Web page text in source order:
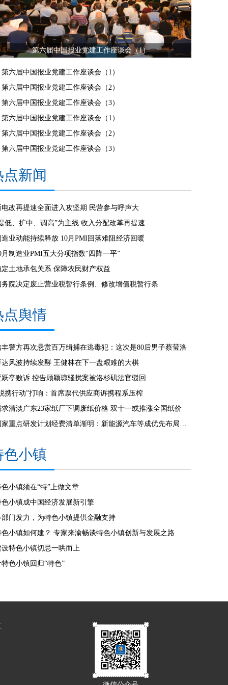
第六届中国报业党建工作座谈会（1）
第六届中国报业党建工作座谈会（1）
第六届中国报业党建工作座谈会（2）
第六届中国报业党建工作座谈会（3）
第六届中国报业党建工作座谈会（1）
第六届中国报业党建工作座谈会（2）
第六届中国报业党建工作座谈会（3）
点新闻
电改再提速全面进入攻坚期 民营参与呼声大
低、扩中、调高”为主线 收入分配改革再提速
造业动能持续释放 10月PMI回落难阻经济回暖
月制造业PMI五大分项指数“四降一平”
定土地承包关系 保障农民财产权益
务院决定废止营业税暂行条例、修改增值税暂行条
点舆情
丰警方再次悬赏百万缉捕在逃毒犯：这次是80后男子蔡莹洛
达风波持续发酵 王健林在下一盘艰难的大棋
跃亭败诉 控告顾颖琼骚扰案被洛杉矶法官驳回
携行动”打响：首席票代供应商诉携程系压榨
求清淡广东23家纸厂下调废纸价格 双十一或推涨全国纸价
国家重点研发计划经费清单渐明：新能源汽车等成优先布局行业
色小镇
色小镇须在“特”上做文章
色小镇成中国经济发展新引擎
部门发力，为特色小镇提供金融支持
色小镇如何建？ 专家来渝畅谈特色小镇创新与发展之路
设特色小镇切忌一哄而上
特色小镇回归“特色”